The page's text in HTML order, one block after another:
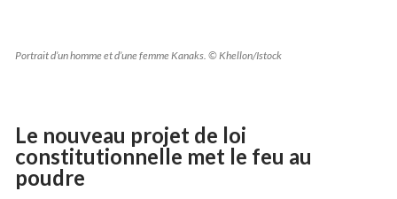
Portrait d’un homme et d’une femme Kanaks. © Khellon/Istock
Le nouveau projet de loi
constitutionnelle met le feu au
poudre